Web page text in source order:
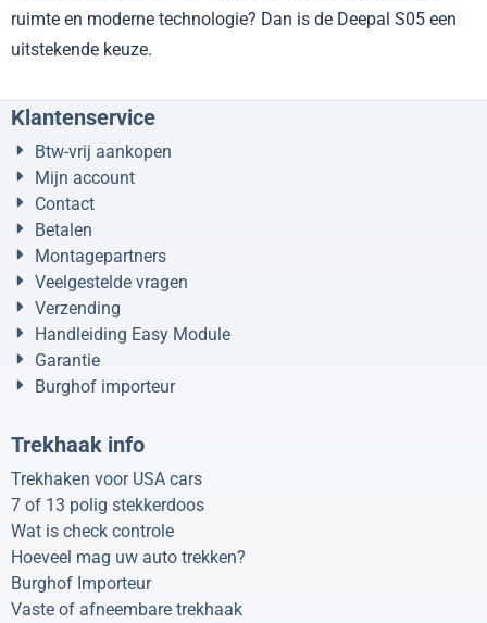
ruimte en moderne technologie? Dan is de Deepal S05 een
uitstekende keuze.
Klantenservice
Btw-vrij aankopen
Mijn account
Contact
Betalen
Montagepartners
Veelgestelde vragen
Verzending
Handleiding Easy Module
Garantie
Burghof importeur
Trekhaak info
Trekhaken voor USA cars
7 of 13 polig stekkerdoos
Wat is check controle
Hoeveel mag uw auto trekken?
Burghof Importeur
Vaste of afneembare trekhaak